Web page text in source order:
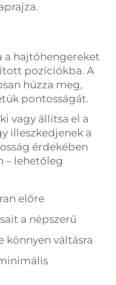
a hajtóhengereket
pozíciókba. A
húzza meg,
pontosságát.
vagy állítsa el a
illeszkedjenek a
érdekében
– lehetőleg
előre
a népszerű
könnyen váltásra